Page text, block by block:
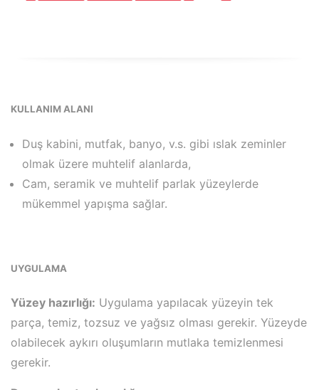
KULLANIM ALANI
Duş kabini, mutfak, banyo, v.s. gibi ıslak zeminler
olmak üzere muhtelif alanlarda,
Cam, seramik ve muhtelif parlak yüzeylerde
mükemmel yapışma sağlar.
UYGULAMA
Yüzey hazırlığı: Uygulama yapılacak yüzeyin tek
parça, temiz, tozsuz ve yağsız olması gerekir. Yüzeyde
olabilecek aykırı oluşumların mutlaka temizlenmesi
gerekir.